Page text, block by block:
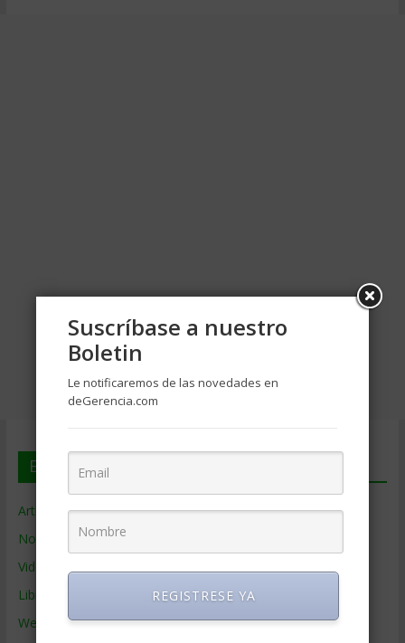
En deGerencia.com
Artículos de Gerencia
Noticias de Gerencia
Videos de Gerencia
Libros de Gerencia
Webs de Gerencia
Suscríbase a nuestro
Boletin
Le notificaremos de las novedades en
deGerencia.com
REGISTRESE YA